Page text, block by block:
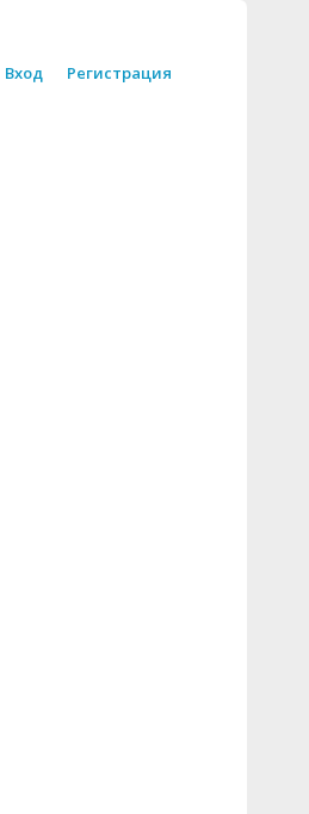
Вход Регистрация